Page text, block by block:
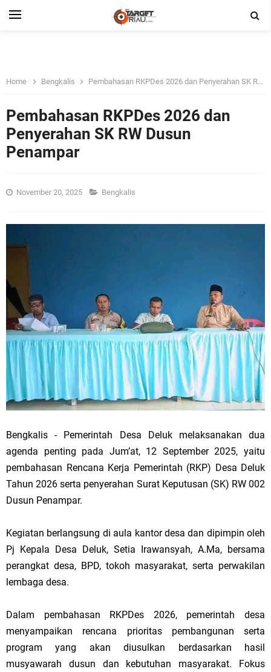
Home Bengkalis Pembahasan RKPDes 2026 dan Penyerahan SK RW Dusun Penampar
Pembahasan RKPDes 2026 dan
Penyerahan SK RW Dusun
Penampar
November 20, 2025 Bengkalis
Bengkalis - Pemerintah Desa Deluk melaksanakan dua
agenda penting pada Jum’at, 12 September 2025, yaitu
pembahasan Rencana Kerja Pemerintah (RKP) Desa Deluk
Tahun 2026 serta penyerahan Surat Keputusan (SK) RW 002
Dusun Penampar.
Kegiatan berlangsung di aula kantor desa dan dipimpin oleh
Pj Kepala Desa Deluk, Setia Irawansyah, A.Ma, bersama
perangkat desa, BPD, tokoh masyarakat, serta perwakilan
lembaga desa.
Dalam pembahasan RKPDes 2026, pemerintah desa
menyampaikan rencana prioritas pembangunan serta
program yang akan diusulkan berdasarkan hasil
musyawarah dusun dan kebutuhan masyarakat. Fokus